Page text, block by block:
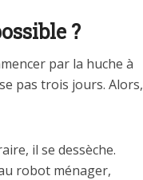
?
par la huche à
pas trois jours. Alors,
il se dessèche.
robot ménager,